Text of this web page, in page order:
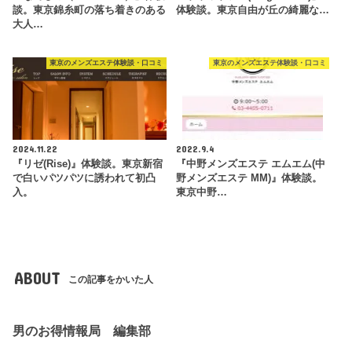
談。東京錦糸町の落ち着きのある
大人…
体験談。東京自由が丘の綺麗な…
東京のメンズエステ体験談・口コミ
2024.11.22
『リゼ(Rise)』体験談。東京新宿
で白いパツパツに誘われて初凸
入。
東京のメンズエステ体験談・口コミ
2022.9.4
『中野メンズエステ エムエム(中
野メンズエステ MM)』体験談。
東京中野…
ABOUT この記事をかいた人
男のお得情報局 編集部